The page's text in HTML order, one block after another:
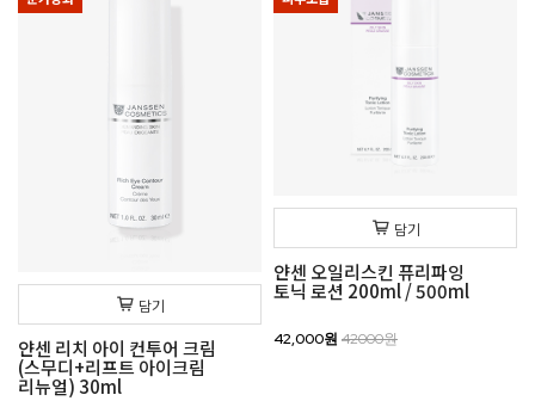
담기
얀센 리치 아이 컨투어 크림
(스무디+리프트 아이크림
리뉴얼) 30ml
담기
얀센 오일리스킨 퓨리파잉
토닉 로션 200ml / 500ml
42,000원 42000원